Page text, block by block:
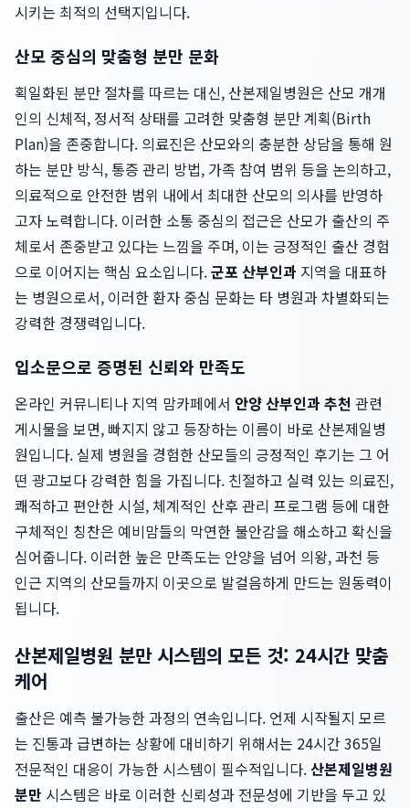
시키는 최적의 선택지입니다.
산모 중심의 맞춤형 분만 문화
획일화된 분만 절차를 따르는 대신, 산본제일병원은 산모 개개
인의 신체적, 정서적 상태를 고려한 맞춤형 분만 계획(Birth
Plan)을 존중합니다. 의료진은 산모와의 충분한 상담을 통해 원
하는 분만 방식, 통증 관리 방법, 가족 참여 범위 등을 논의하고,
의료적으로 안전한 범위 내에서 최대한 산모의 의사를 반영하
고자 노력합니다. 이러한 소통 중심의 접근은 산모가 출산의 주
체로서 존중받고 있다는 느낌을 주며, 이는 긍정적인 출산 경험
으로 이어지는 핵심 요소입니다.군포 산부인과 지역을 대표하
는 병원으로서, 이러한 환자 중심 문화는 타 병원과 차별화되는
강력한 경쟁력입니다.
입소문으로 증명된 신뢰와 만족도
온라인 커뮤니티나 지역 맘카페에서 안양 산부인과 추천 관련
게시물을 보면, 빠지지 않고 등장하는 이름이 바로 산본제일병
원입니다. 실제 병원을 경험한 산모들의 긍정적인 후기는 그 어
떤 광고보다 강력한 힘을 가집니다. 친절하고 실력 있는 의료진,
쾌적하고 편안한 시설, 체계적인 산후 관리 프로그램 등에 대한
구체적인 칭찬은 예비맘들의 막연한 불안감을 해소하고 확신을
심어줍니다. 이러한 높은 만족도는 안양을 넘어 의왕, 과천 등
인근 지역의 산모들까지 이곳으로 발걸음하게 만드는 원동력이
됩니다.
산본제일병원 분만 시스템의 모든 것: 24시간 맞춤
케어
출산은 예측 불가능한 과정의 연속입니다. 언제 시작될지 모르
는 진통과 급변하는 상황에 대비하기 위해서는 24시간 365일
전문적인 대응이 가능한 시스템이 필수적입니다.산본제일병원
분만 시스템은 바로 이러한 신뢰성과 전문성에 기반을 두고 있